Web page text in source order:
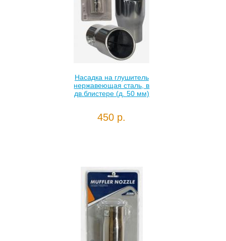
Насадка на глушитель
нержавеющая сталь, в
дв.блистере (д. 50 мм)
450 р.